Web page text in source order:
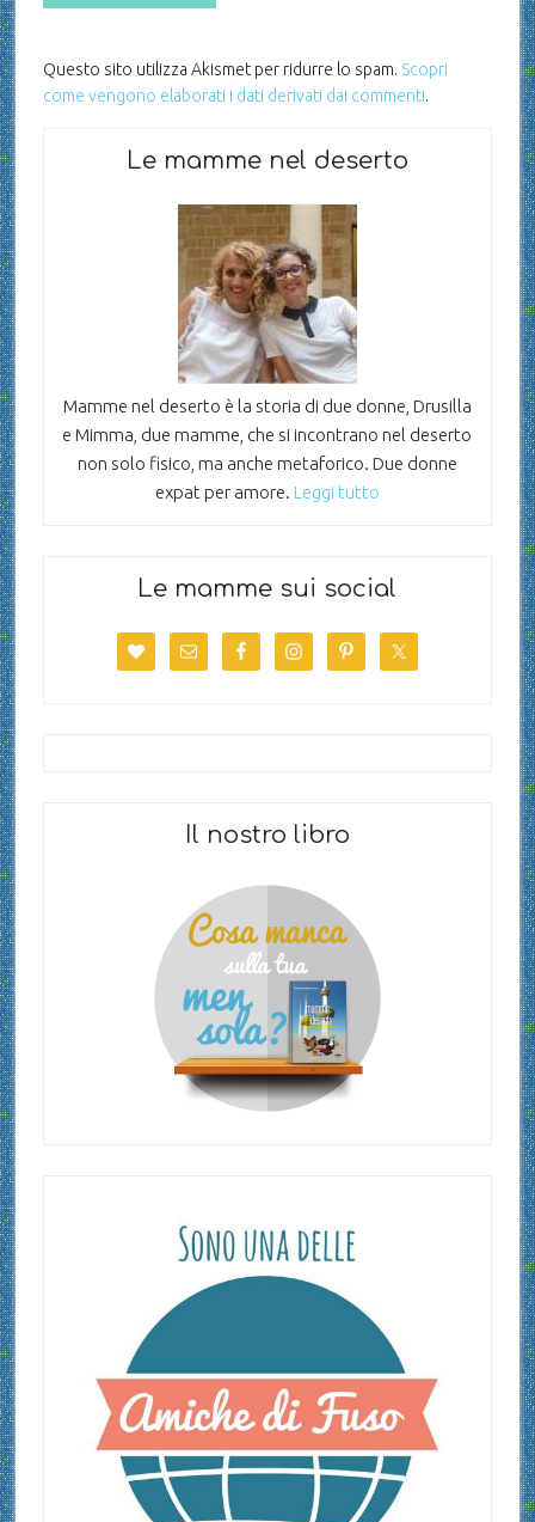
Questo sito utilizza Akismet per ridurre lo spam. Scopri
come vengono elaborati i dati derivati dai commenti.
Le mamme nel deserto
Mamme nel deserto è la storia di due donne, Drusilla
e Mimma, due mamme, che si incontrano nel deserto
non solo fisico, ma anche metaforico. Due donne
expat per amore. Leggi tutto
Le mamme sui social
Il nostro libro